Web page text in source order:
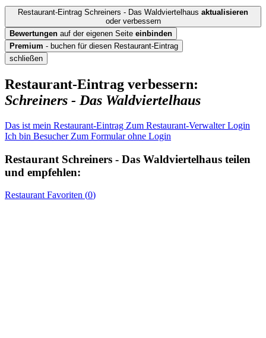
Restaurant-Eintrag Schreiners - Das Waldviertelhaus aktualisieren
oder verbessern
Bewertungen auf der eigenen Seite einbinden
Premium - buchen für diesen Restaurant-Eintrag
schließen
Restaurant-Eintrag verbessern:
Schreiners - Das Waldviertelhaus
Das ist mein Restaurant-Eintrag Zum Restaurant-Verwalter Login
Ich bin Besucher Zum Formular ohne Login
Restaurant Schreiners - Das Waldviertelhaus teilen
und empfehlen:
Restaurant Favoriten (0)